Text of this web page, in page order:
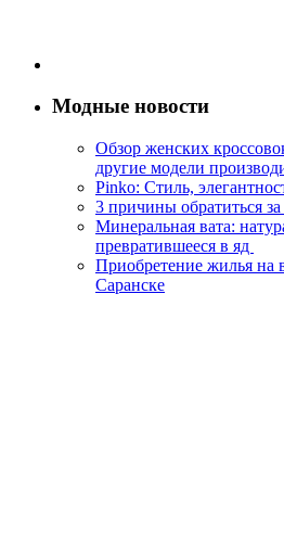
Модные новости
Обзор женских
другие модели
Pinko: Стиль,
3 причины обратиться
Минеральная вата:
превратившееся в яд
Приобретение жилья на
Саранске